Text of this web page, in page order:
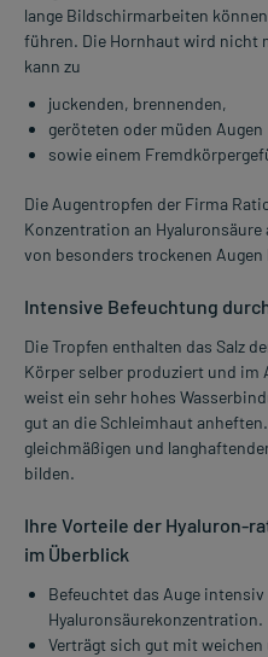
lange Bildschirmarbeiten
führen. Die Hornhaut wird nicht
kann zu
juckenden, brennenden,
geröteten oder müden Augen
sowie einem
Die Augentropfen der Firma
Konzentration an
von besonders trockenen Augen
Intensive Befeuchtung
Die Tropfen enthalten das Salz
Körper selber produziert und
weist ein sehr hohes
gut an die Schleimhaut
gleichmäßigen und
bilden.
Ihre Vorteile der Hyaluron-
im Überblick
Befeuchtet das Auge
Hyaluronsäurekonzentration.
Verträgt sich gut mit